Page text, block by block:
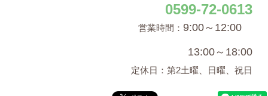
0599-72-0613
営業時間： 9:00～12:00
13:00～18:00
定休日：第2土曜、日曜、祝日